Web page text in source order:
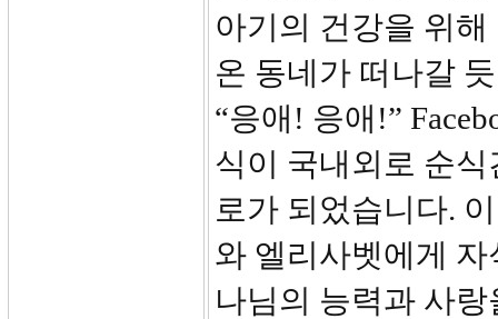
아기의 건강을 위
온 동네가 떠나갈
“응애! 응애!”
식이 국내외로 순
로가 되었습니다.
와 엘리사벳에게
나님의 능력과 사